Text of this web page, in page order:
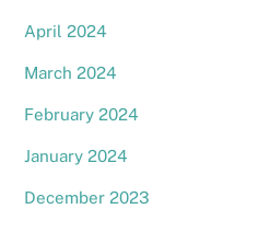
April 2024
March 2024
February 2024
January 2024
December 2023